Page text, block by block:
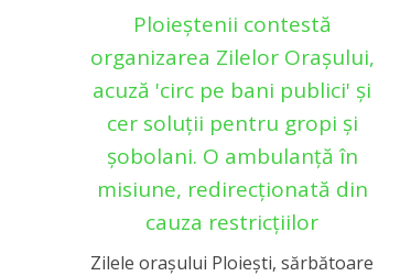
Ploieștenii contestă
organizarea Zilelor Orașului,
acuză 'circ pe bani publici' și
cer soluții pentru gropi și
șobolani. O ambulanță în
misiune, redirecționată din
cauza restricțiilor
Zilele oraşului Ploieşti, sărbătoare